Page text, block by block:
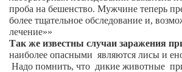
Вера Паненко
Семён Салатенко
проба на бешенство. Мужчине теперь
более тщательное обследование и,
лечение»»
Так же известны случаи заражения
наиболее опасными являются лисы и
Надо помнить, что дикие животные